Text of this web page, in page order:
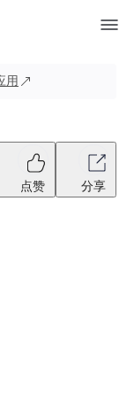
用
点赞 分享